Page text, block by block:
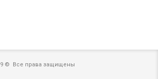
© Все права защищены